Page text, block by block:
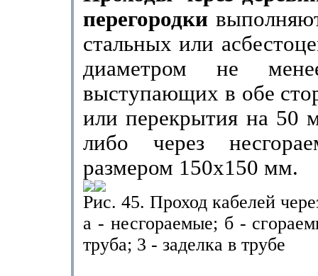
перегородки
стальных или
диаметром не
выступающих в обе
или перекрытия на 50
либо через
размером 150x150 мм.
Рис. 45. Проход кабелей
а - несгораемые; б -
труба; 3 - заделка в трубе